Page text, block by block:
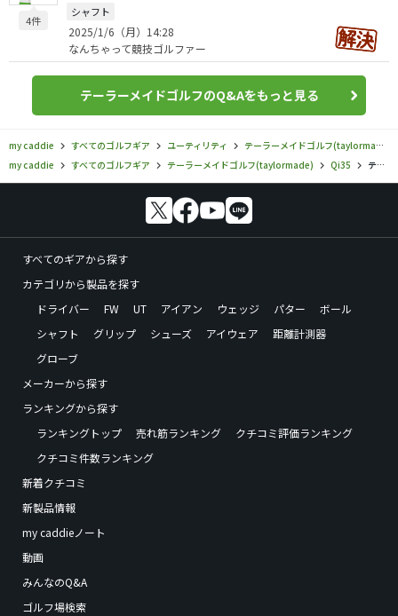
4件
シャフト
2025/1/6（月）14:28
なんちゃって競技ゴルファー
テーラーメイドゴルフのQ&Aをもっと見る
my caddie すべてのゴルフギア ユーティリティ
テーラーメイドゴルフ(taylormade)
my caddie
すべてのゴルフギア テーラーメイドゴルフ(taylormade) Qi35 テーラーメイドゴルフ／Qi35／Qi35 レスキューの口コミ評価
すべてのギアから探す
カテゴリから製品を探す
ドライバー
FW UT アイアン ウェッジ パター
ボール
シャフト
グリップ シューズ アイウェア
距離計測器
グローブ
メーカーから探す
ランキングから探す
ランキングトップ
売れ筋ランキング
クチコミ評価ランキング
クチコミ件数ランキング
新着クチコミ
新製品情報
my caddieノート
動画
みんなのQ&A
ゴルフ場検索